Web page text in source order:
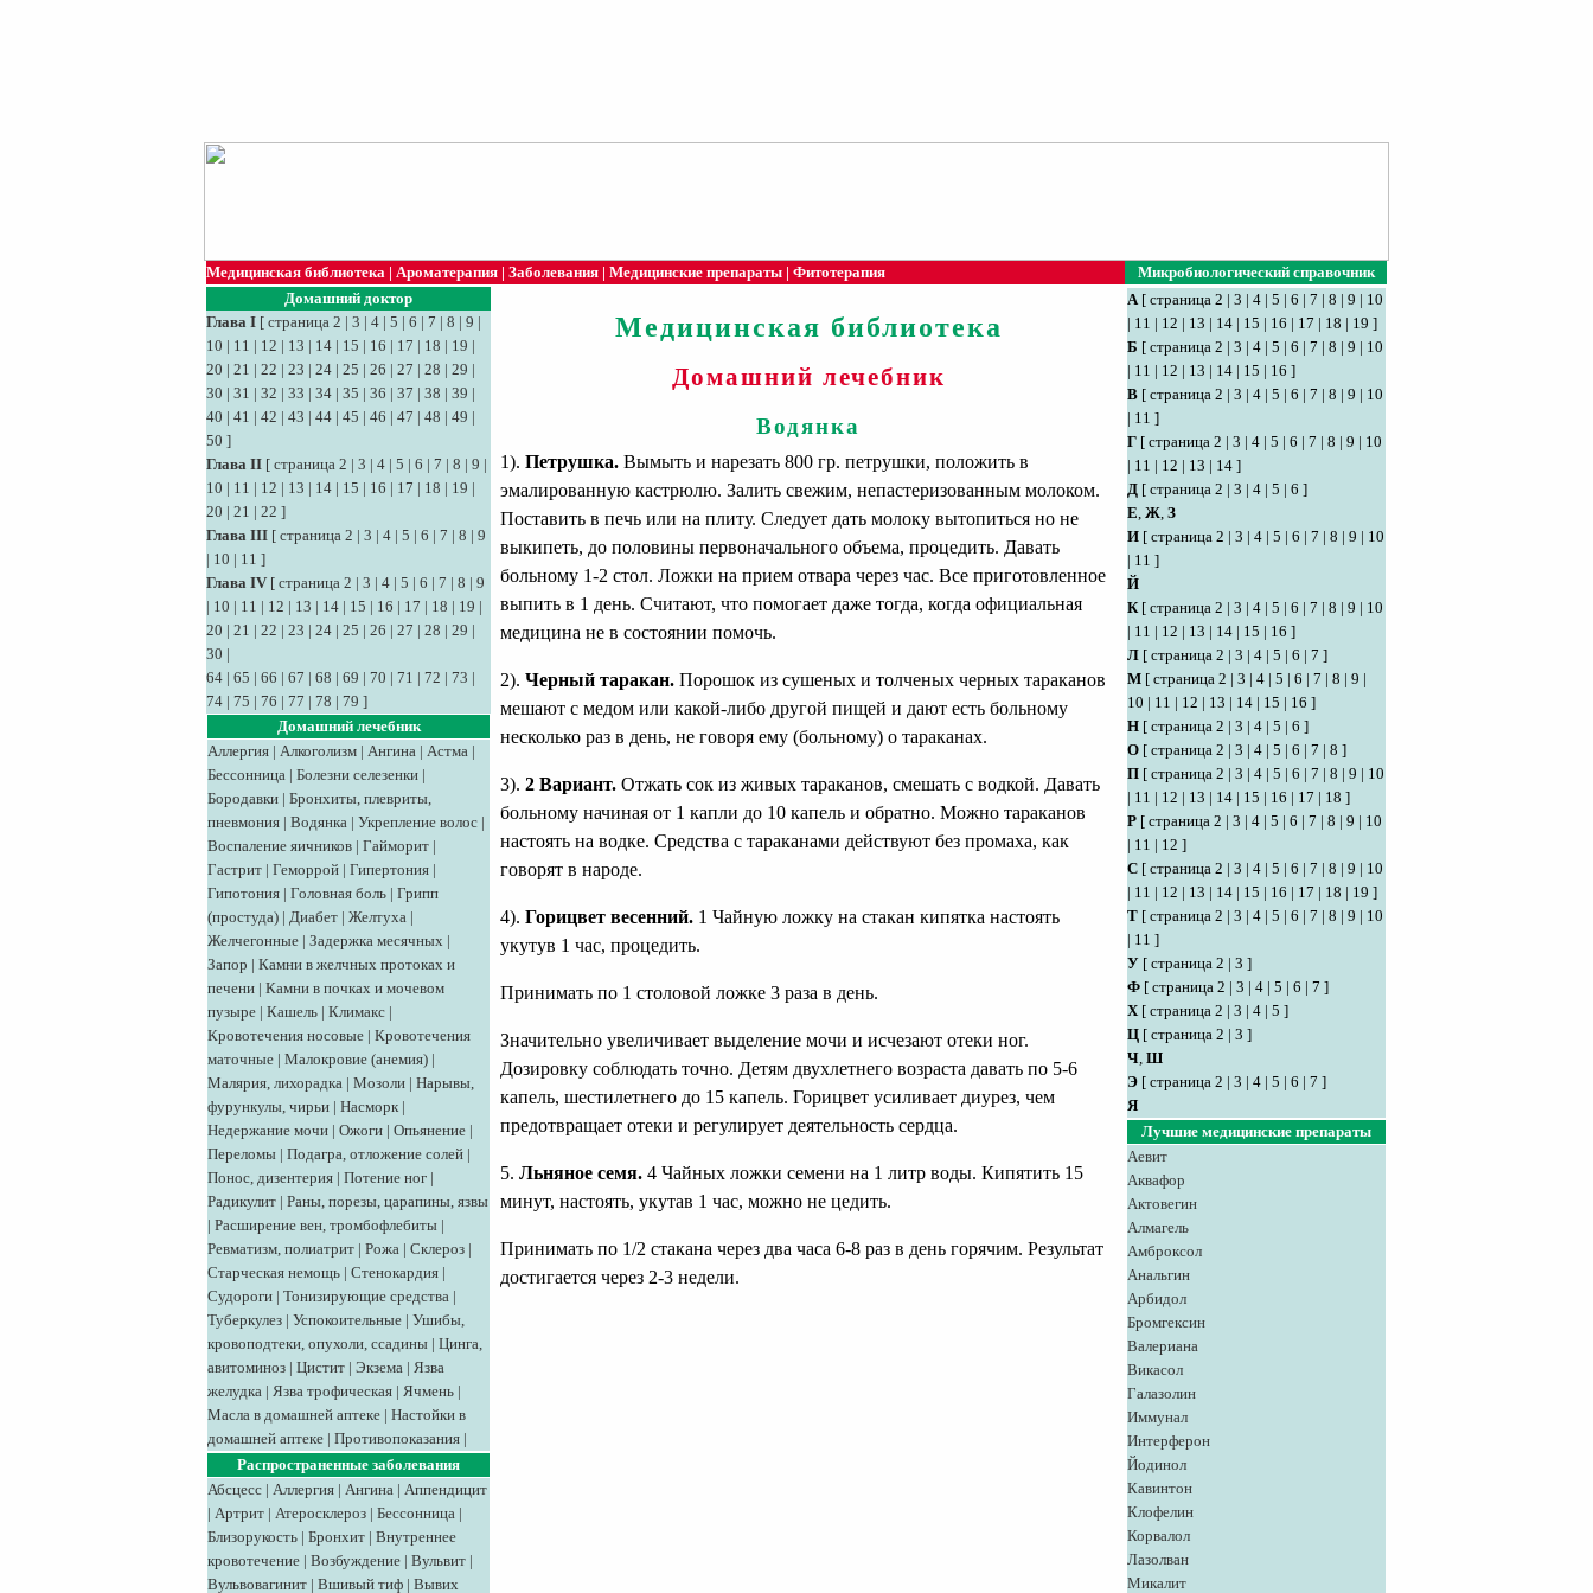
Медицинская библиотека | Ароматерапия | Заболевания | Медицинские препараты | Фитотерапия
Микробиологический справочник
Домашний доктор
Глава I [ страница 2 | 3 | 4 | 5 | 6 | 7 | 8 | 9 |
10 | 11 | 12 | 13 | 14 | 15 | 16 | 17 | 18 | 19 |
20 | 21 | 22 | 23 | 24 | 25 | 26 | 27 | 28 | 29 |
30 | 31 | 32 | 33 | 34 | 35 | 36 | 37 | 38 | 39 |
40 | 41 | 42 | 43 | 44 | 45 | 46 | 47 | 48 | 49 |
50 ]
Глава II [ страница 2 | 3 | 4 | 5 | 6 | 7 | 8 | 9 |
10 | 11 | 12 | 13 | 14 | 15 | 16 | 17 | 18 | 19 |
20 | 21 | 22 ]
Глава III [ страница 2 | 3 | 4 | 5 | 6 | 7 | 8 | 9
| 10 | 11 ]
Глава IV [ страница 2 | 3 | 4 | 5 | 6 | 7 | 8 | 9
| 10 | 11 | 12 | 13 | 14 | 15 | 16 | 17 | 18 | 19 |
20 | 21 | 22 | 23 | 24 | 25 | 26 | 27 | 28 | 29 |
30 |
64 | 65 | 66 | 67 | 68 | 69 | 70 | 71 | 72 | 73 |
74 | 75 | 76 | 77 | 78 | 79 ]
Домашний лечебник
Аллергия | Алкоголизм | Ангина | Астма |
Бессонница | Болезни селезенки |
Бородавки | Бронхиты, плевриты,
пневмония | Водянка | Укрепление волос |
Воспаление яичников | Гайморит |
Гастрит | Геморрой | Гипертония |
Гипотония | Головная боль | Грипп
(простуда) | Диабет | Желтуха |
Желчегонные | Задержка месячных |
Запор | Камни в желчных протоках и
печени | Камни в почках и мочевом
пузыре | Кашель | Климакс |
Кровотечения носовые | Кровотечения
маточные | Малокровие (анемия) |
Малярия, лихорадка | Мозоли | Нарывы,
фурункулы, чирьи | Насморк |
Недержание мочи | Ожоги | Опьянение |
Переломы | Подагра, отложение солей |
Понос, дизентерия | Потение ног |
Радикулит | Раны, порезы, царапины, язвы
| Расширение вен, тромбофлебиты |
Ревматизм, полиатрит | Рожа | Склероз |
Старческая немощь | Стенокардия |
Судороги | Тонизирующие средства |
Туберкулез | Успокоительные | Ушибы,
кровоподтеки, опухоли, ссадины | Цинга,
авитоминоз | Цистит | Экзема | Язва
желудка | Язва трофическая | Ячмень |
Масла в домашней аптеке | Настойки в
домашней аптеке | Противопоказания |
Распространенные заболевания
Абсцесс | Аллергия | Ангина | Аппендицит
| Артрит | Атеросклероз | Бессонница |
Близорукость | Бронхит | Внутреннее
кровотечение | Возбуждение | Вульвит |
Вульвовагинит | Вшивый тиф | Вывих
Медицинская библиотека
Домашний лечебник
Водянка
1). Петрушка. Вымыть и нарезать 800 гр. петрушки, положить в
эмалированную кастрюлю. Залить свежим, непастеризованным молоком.
Поставить в печь или на плиту. Следует дать молоку вытопиться но не
выкипеть, до половины первоначального объема, процедить. Давать
больному 1-2 стол. Ложки на прием отвара через час. Все приготовленное
выпить в 1 день. Считают, что помогает даже тогда, когда официальная
медицина не в состоянии помочь.
2). Черный таракан. Порошок из сушеных и толченых черных тараканов
мешают с медом или какой-либо другой пищей и дают есть больному
несколько раз в день, не говоря ему (больному) о тараканах.
3). 2 Вариант. Отжать сок из живых тараканов, смешать с водкой. Давать
больному начиная от 1 капли до 10 капель и обратно. Можно тараканов
настоять на водке. Средства с тараканами действуют без промаха, как
говорят в народе.
4). Горицвет весенний. 1 Чайную ложку на стакан кипятка настоять
укутув 1 час, процедить.
Принимать по 1 столовой ложке 3 раза в день.
Значительно увеличивает выделение мочи и исчезают отеки ног.
Дозировку соблюдать точно. Детям двухлетнего возраста давать по 5-6
капель, шестилетнего до 15 капель. Горицвет усиливает диурез, чем
предотвращает отеки и регулирует деятельность сердца.
5. Льняное семя. 4 Чайных ложки семени на 1 литр воды. Кипятить 15
минут, настоять, укутав 1 час, можно не цедить.
Принимать по 1/2 стакана через два часа 6-8 раз в день горячим. Результат
достигается через 2-3 недели.
А[ страница 2 | 3 | 4 | 5 | 6 | 7 | 8 | 9 | 10
| 11 | 12 | 13 | 14 | 15 | 16 | 17 | 18 | 19 ]
Б [ страница 2 | 3 | 4 | 5 | 6 | 7 | 8 | 9 | 10
| 11 | 12 | 13 | 14 | 15 | 16 ]
В [ страница 2 | 3 | 4 | 5 | 6 | 7 | 8 | 9 | 10
| 11 ]
Г [ страница 2 | 3 | 4 | 5 | 6 | 7 | 8 | 9 | 10
| 11 | 12 | 13 | 14 ]
Д [ страница 2 | 3 | 4 | 5 | 6 ]
Е, Ж, З
И [ страница 2 | 3 | 4 | 5 | 6 | 7 | 8 | 9 | 10
| 11 ]
Й
К[ страница 2 | 3 | 4 | 5 | 6 | 7 | 8 | 9 | 10
| 11 | 12 | 13 | 14 | 15 | 16 ]
Л [ страница 2 | 3 | 4 | 5 | 6 | 7 ]
М [ страница 2 | 3 | 4 | 5 | 6 | 7 | 8 | 9 |
10 | 11 | 12 | 13 | 14 | 15 | 16 ]
Н [ страница 2 | 3 | 4 | 5 | 6 ]
О [ страница 2 | 3 | 4 | 5 | 6 | 7 | 8 ]
П [ страница 2 | 3 | 4 | 5 | 6 | 7 | 8 | 9 | 10
| 11 | 12 | 13 | 14 | 15 | 16 | 17 | 18 ]
Р [ страница 2 | 3 | 4 | 5 | 6 | 7 | 8 | 9 | 10
| 11 | 12 ]
С [ страница 2 | 3 | 4 | 5 | 6 | 7 | 8 | 9 | 10
| 11 | 12 | 13 | 14 | 15 | 16 | 17 | 18 | 19 ]
Т [ страница 2 | 3 | 4 | 5 | 6 | 7 | 8 | 9 | 10
| 11 ]
У [ страница 2 | 3 ]
Ф [ страница 2 | 3 | 4 | 5 | 6 | 7 ]
Х[ страница 2 | 3 | 4 | 5 ]
Ц [ страница 2 | 3 ]
Ч, Ш
Э [ страница 2 | 3 | 4 | 5 | 6 | 7 ]
Я
Лучшие медицинские препараты
Аевит
Аквафор
Актовегин
Алмагель
Амброксол
Анальгин
Арбидол
Бромгексин
Валериана
Викасол
Галазолин
Иммунал
Интерферон
Йодинол
Кавинтон
Клофелин
Корвалол
Лазолван
Микалит